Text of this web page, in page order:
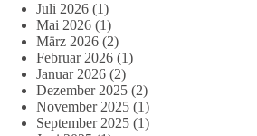
Juli 2026 (1)
Mai 2026 (1)
März 2026 (2)
Februar 2026 (1)
Januar 2026 (2)
Dezember 2025 (2)
November 2025 (1)
September 2025 (1)